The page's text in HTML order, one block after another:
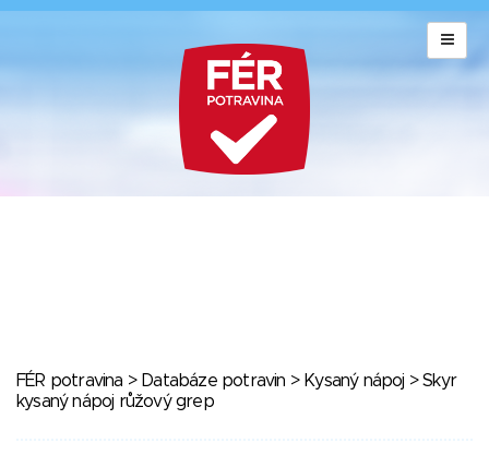
FÉR potravina > Databáze potravin > Kysaný nápoj > Skyr
kysaný nápoj růžový grep